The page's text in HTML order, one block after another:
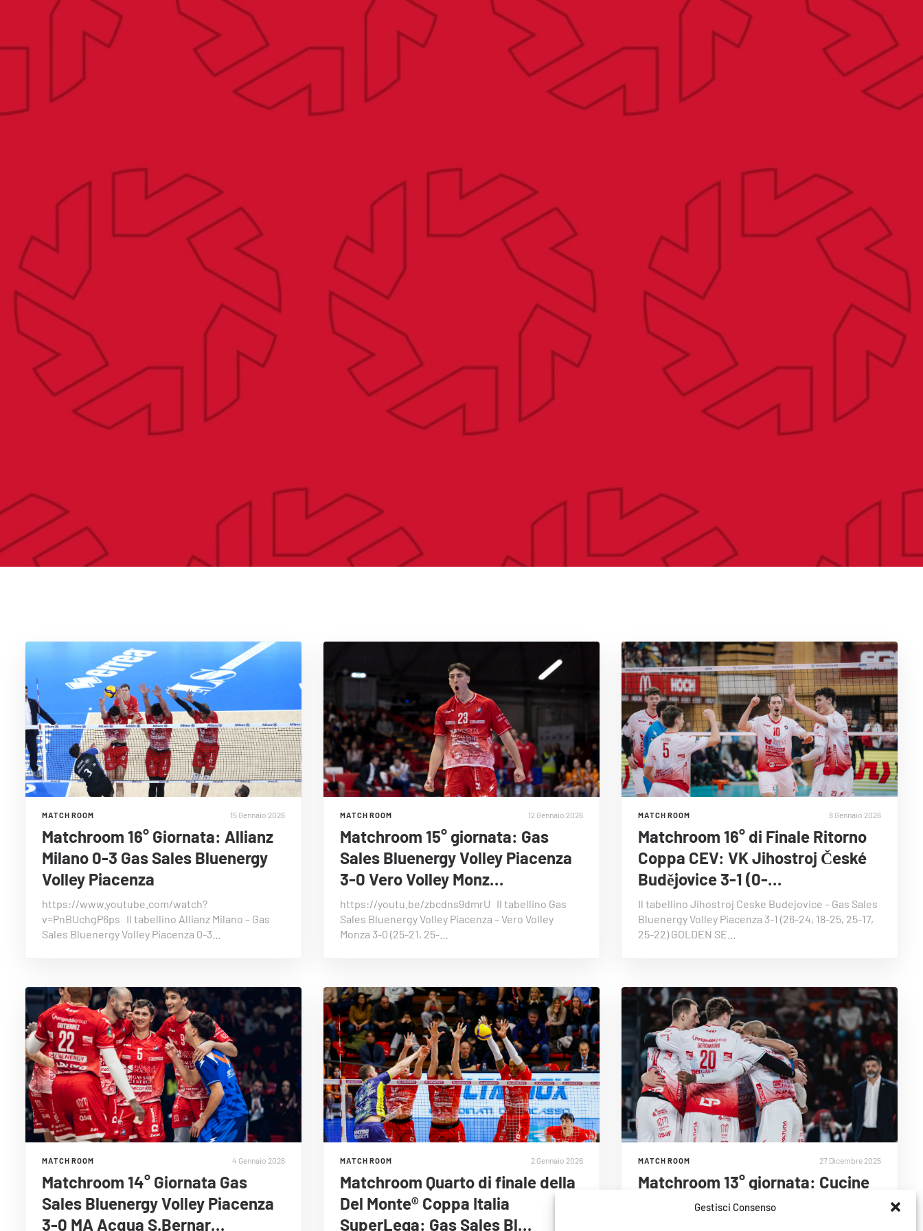
Gestisci Consenso
MATCH ROOM 15 Gennaio 2026
Matchroom 16° Giornata: Allianz
Milano 0-3 Gas Sales Bluenergy
Volley Piacenza
https://www.youtube.com/watch?
v=PnBUchgP6ps Il tabellino Allianz Milano – Gas
Sales Bluenergy Volley Piacenza 0-3…
MATCH ROOM 12 Gennaio 2026
Matchroom 15° giornata: Gas
Sales Bluenergy Volley Piacenza
3-0 Vero Volley Monz…
https://youtu.be/zbcdns9dmrU Il tabellino Gas
Sales Bluenergy Volley Piacenza – Vero Volley
Monza 3-0 (25-21, 25-…
MATCH ROOM 8 Gennaio 2026
Matchroom 16° di Finale Ritorno
Coppa CEV: VK Jihostroj České
Budějovice 3-1 (0-…
Il tabellino Jihostroj Ceske Budejovice – Gas Sales
Bluenergy Volley Piacenza 3-1 (26-24, 18-25, 25-17,
25-22) GOLDEN SE…
MATCH ROOM 4 Gennaio 2026
Matchroom 14° Giornata Gas
Sales Bluenergy Volley Piacenza
3-0 MA Acqua S.Bernar…
MATCH ROOM 2 Gennaio 2026
Matchroom Quarto di finale della
Del Monte® Coppa Italia
SuperLega: Gas Sales Bl…
MATCH ROOM 27 Dicembre 2025
Matchroom 13° giornata: Cucine
Lube Civitanova 3-1 Gas Sales